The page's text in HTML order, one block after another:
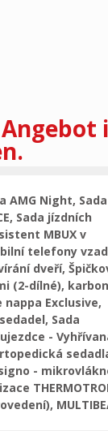
AMG Night, Sada
Sada jízdních
MBUX v
telefony
dveří,
(2-dílné),
Exclusive,
Sada
-
-